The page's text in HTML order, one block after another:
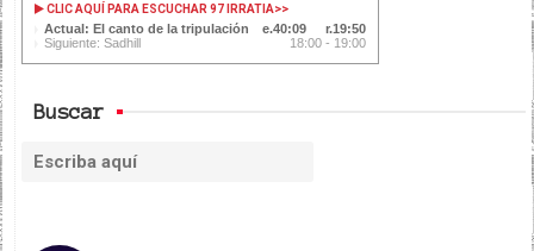
CLIC AQUÍ PARA ESCUCHAR 97 IRRATIA>>
Actual: El canto de la tripulación 40:09
19:50
Siguiente: Sadhill
18:00 - 19:00
Buscar